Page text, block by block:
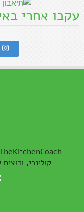
עקבו אחרי
קולינרי,